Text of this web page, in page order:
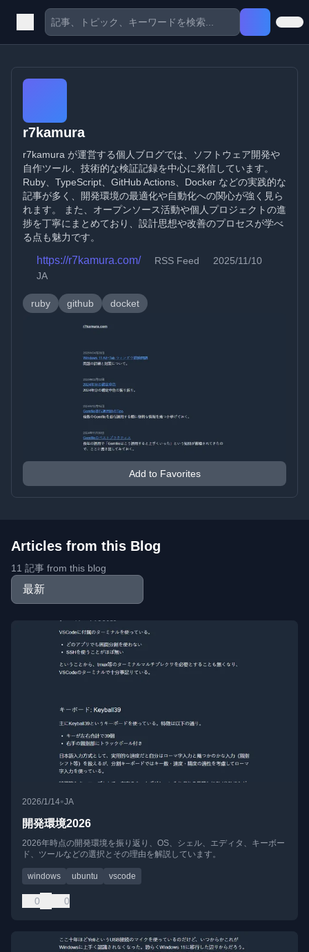
r7kamura
r7kamura が運営する個人ブログでは、ソフトウェア開発や
自作ツール、技術的な検証記録を中心に発信しています。
Ruby、TypeScript、GitHub Actions、Docker などの実践的な
記事が多く、開発環境の最適化や自動化への関心が強く見ら
れます。 また、オープンソース活動や個人プロジェクトの進
捗を丁寧にまとめており、設計思想や改善のプロセスが学べ
る点も魅力です。
https://r7kamura.com/ RSS Feed
2025/11/10
JA
ruby github docket
Add to Favorites
Articles from this Blog
11 記事 from this blog
2026/1/14•JA
開発環境2026
2026年時点の開発環境を振り返り、OS、シェル、エディタ、キーボー
ド、ツールなどの選択とその理由を解説しています。
windows ubuntu vscode
0 0